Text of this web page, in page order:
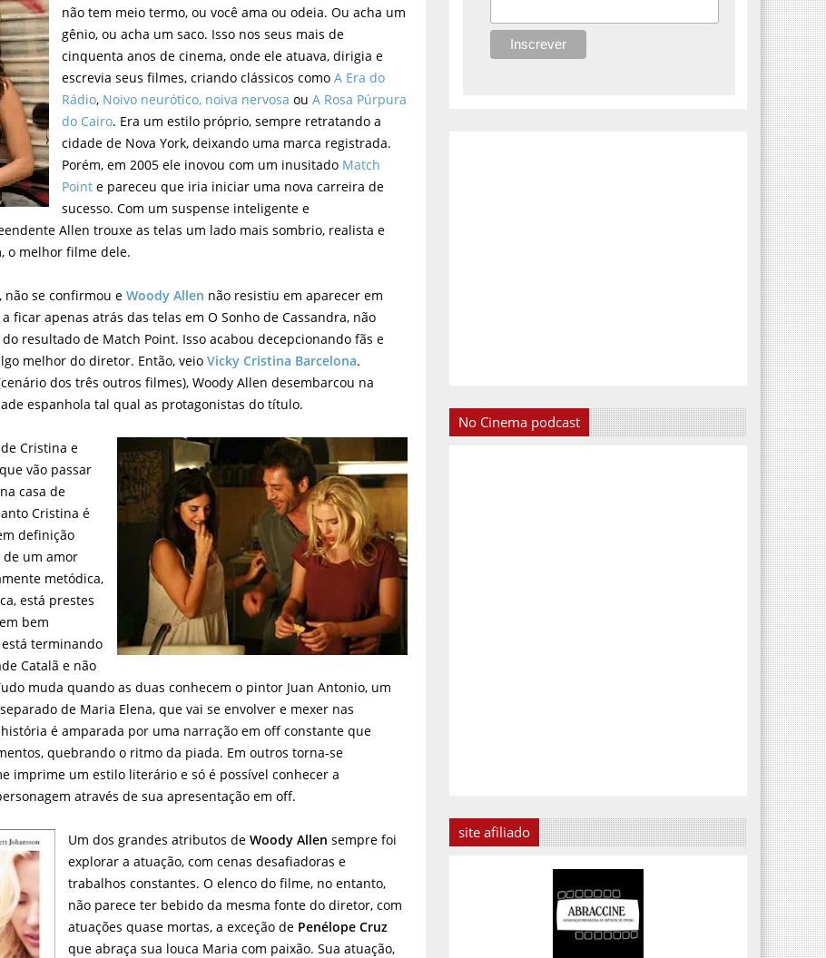
não tem meio termo, ou você ama ou odeia. Ou acha um
gênio, ou acha um saco. Isso nos seus mais de
cinquenta anos de cinema, onde ele atuava, dirigia e
escrevia seus filmes, criando clássicos comoA Era do
Rádio, Noivo neurótico, noiva nervosa ouA Rosa Púrpura
do Cairo. Era um estilo próprio, sempre retratando a
cidade de Nova York, deixando uma marca registrada.
Porém, em 2005 ele inovou com um inusitado Match
Point e pareceu que iria iniciar uma nova carreira de
sucesso. Com um suspense inteligente e
Allen trouxe as telas um lado mais sombrio, realista e
o melhor filme dele.
não se confirmou eWoody Allen não resistiu em aparecer em
ficar apenas atrás das telas em O Sonho de Cassandra, não
resultado de Match Point. Isso acabou decepcionando fãs e
melhor do diretor. Então, veioVicky Cristina Barcelona.
dos três outros filmes), Woody Allen desembarcou na
espanhola tal qual as protagonistas do título.
Cristina e
vão passar
casa de
Cristina é
definição
de um amor
metódica,
está prestes
bem
terminando
Catalã e não
muda quando as duas conhecem o pintor Juan Antonio, um
de Maria Elena, que vai se envolver e mexer nas
é amparada por uma narração em off constante que
quebrando o ritmo da piada. Em outros torna-se
imprime um estilo literário e só é possível conhecer a
através de sua apresentação em off.
Um dos grandes atributos deWoody Allensempre foi
explorar a atuação, com cenas desafiadoras e
trabalhos constantes. O elenco do filme, no entanto,
não parece ter bebido da mesma fonte do diretor, com
atuações quase mortas, a exceção de Penélope Cruz
que abraça sua louca Maria com paixão. Sua atuação,
No Cinema podcast
site afiliado